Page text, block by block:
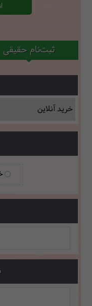
ثبت‌نام حقیقی